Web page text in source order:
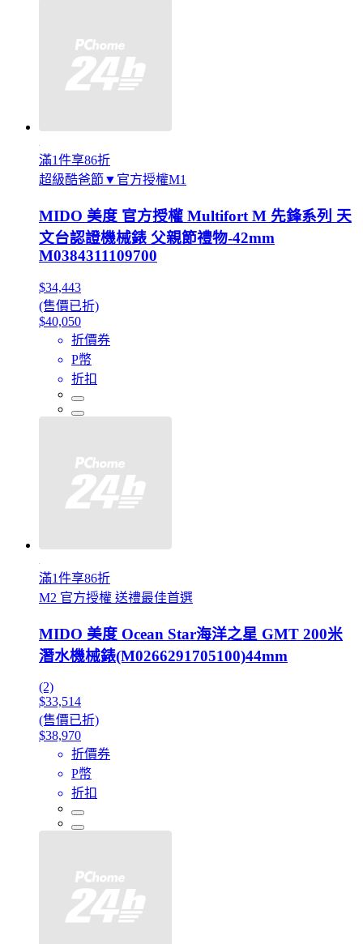
滿1件享86折
超級酷爸節▼官方授權M1
MIDO 美度 官方授權 Multifort M 先鋒系列 天
文台認證機械錶 父親節禮物-42mm
M0384311109700
$34,443
(售價已折)
$40,050
折價券
P幣
折扣
滿1件享86折
M2 官方授權 送禮最佳首選
MIDO 美度 Ocean Star海洋之星 GMT 200米
潛水機械錶(M0266291705100)44mm
(2)
$33,514
(售價已折)
$38,970
折價券
P幣
折扣